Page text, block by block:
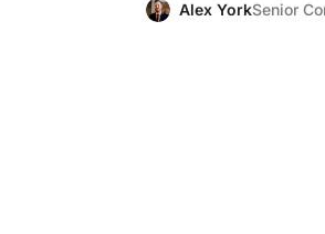
Alex YorkSenior